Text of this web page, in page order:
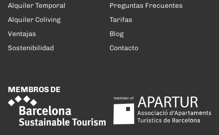
Alquiler Temporal
Alquiler Coliving
Ventajas
Sostenibilidad
Preguntas Frecuentes
Tarifas
Blog
Contacto
MEMBROS DE